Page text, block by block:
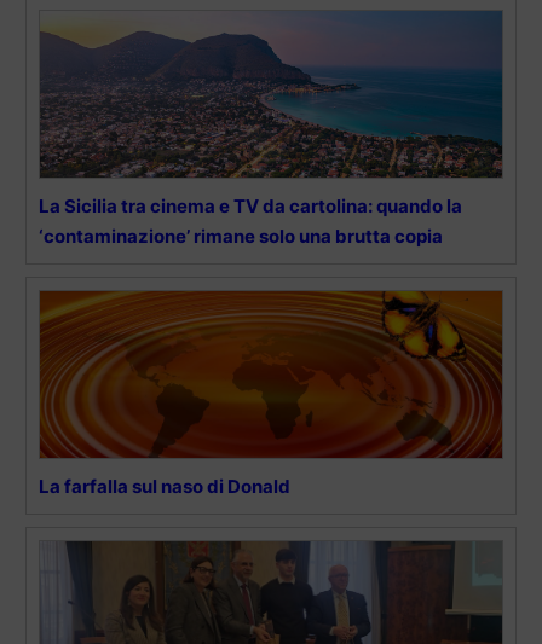
La Sicilia tra cinema e TV da cartolina: quando la
‘contaminazione’ rimane solo una brutta copia
La farfalla sul naso di Donald